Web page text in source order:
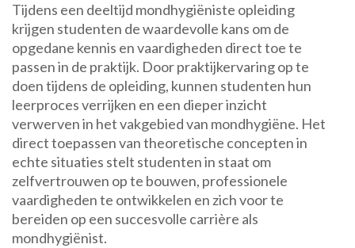
Tijdens een deeltijd mondhygiëniste opleiding
krijgen studenten de waardevolle kans om de
opgedane kennis en vaardigheden direct toe te
passen in de praktijk. Door praktijkervaring op te
doen tijdens de opleiding, kunnen studenten hun
leerproces verrijken en een dieper inzicht
verwerven in het vakgebied van mondhygiëne. Het
direct toepassen van theoretische concepten in
echte situaties stelt studenten in staat om
zelfvertrouwen op te bouwen, professionele
vaardigheden te ontwikkelen en zich voor te
bereiden op een succesvolle carrière als
mondhygiënist.